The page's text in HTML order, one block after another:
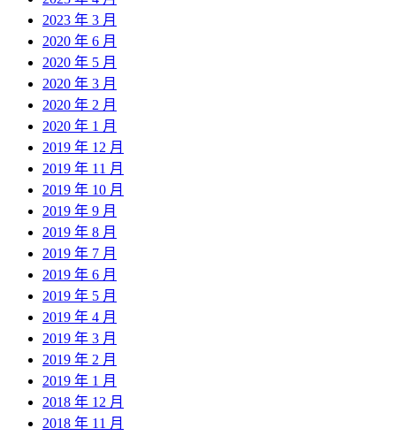
2023 年 3 月
2020 年 6 月
2020 年 5 月
2020 年 3 月
2020 年 2 月
2020 年 1 月
2019 年 12 月
2019 年 11 月
2019 年 10 月
2019 年 9 月
2019 年 8 月
2019 年 7 月
2019 年 6 月
2019 年 5 月
2019 年 4 月
2019 年 3 月
2019 年 2 月
2019 年 1 月
2018 年 12 月
2018 年 11 月